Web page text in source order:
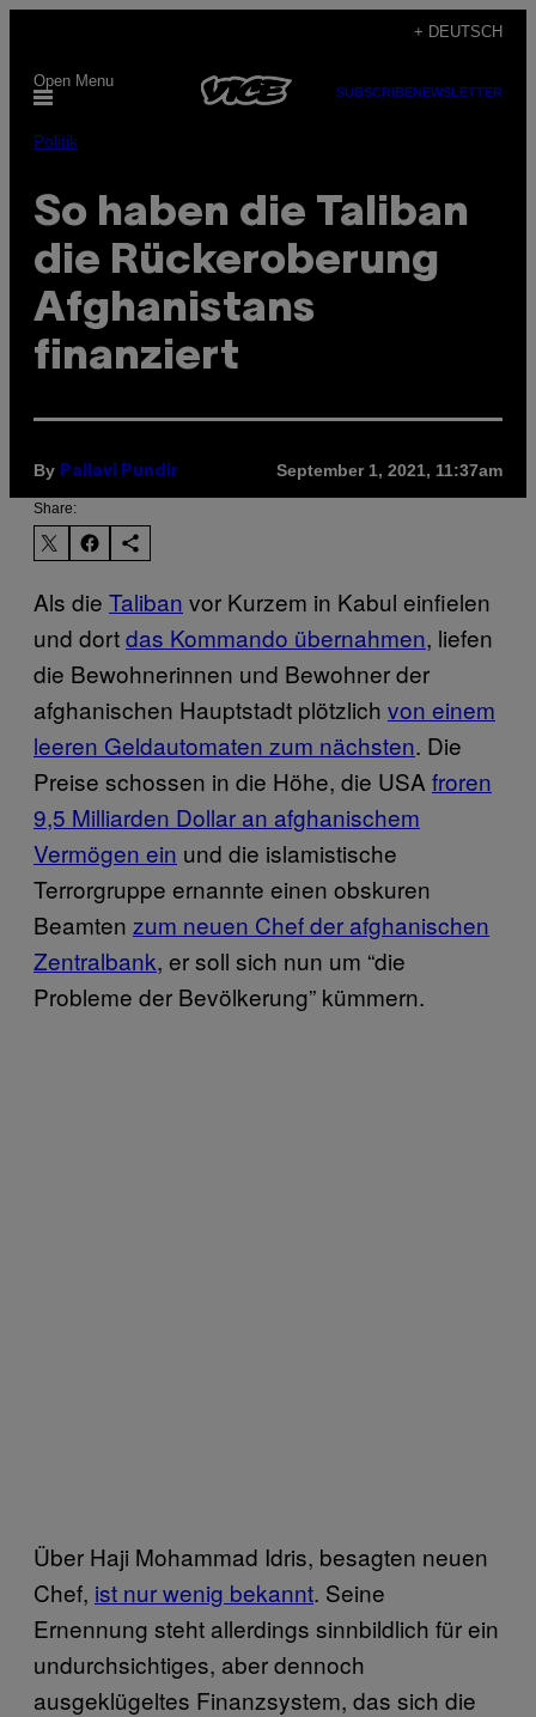
content
+ DEUTSCH
Open Menu
SUBSCRIBENEWSLETTER
Politik
So haben die Taliban
die Rückeroberung
Afghanistans
finanziert
By Pallavi Pundir September 1, 2021, 11:37am
Share:
Als die Taliban vor Kurzem in Kabul einfielen
und dortdas Kommando übernahmen, liefen
die Bewohnerinnen und Bewohner der
afghanischen Hauptstadt plötzlich von einem
leeren Geldautomaten zum nächsten. Die
Preise schossen in die Höhe, die USA froren
9,5 Milliarden Dollar an afghanischem
Vermögen ein und die islamistische
Terrorgruppe ernannte einen obskuren
Beamten zum neuen Chef der afghanischen
Zentralbank, er soll sich nun um “die
Probleme der Bevölkerung” kümmern.
Über Haji Mohammad Idris, besagten neuen
Chef, ist nur wenig bekannt. Seine
Ernennung steht allerdings sinnbildlich für ein
undurchsichtiges, aber dennoch
ausgeklügeltes Finanzsystem, das sich die